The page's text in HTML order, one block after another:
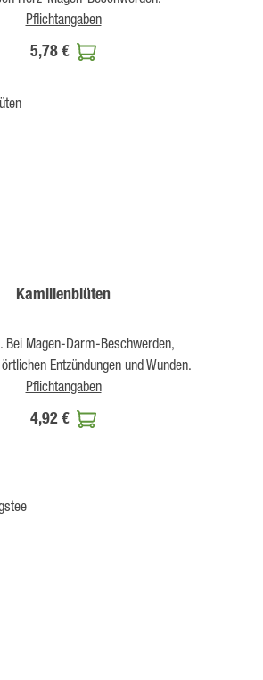
Pflichtangaben
5,78 €
Kamillenblüten
Bei Magen-Darm-Beschwerden,
Pflichtangaben
4,92 €